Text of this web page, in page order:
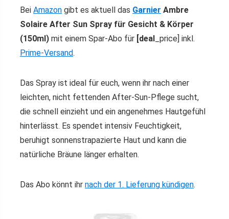
Bei Amazon gibt es aktuell das Garnier Ambre
Solaire After Sun Spray für Gesicht & Körper
(150ml) mit einem Spar-Abo für [deal _price] inkl.
Prime-Versand.
Das Spray ist ideal für euch, wenn ihr nach einer
leichten, nicht fettenden After-Sun-Pflege sucht,
die schnell einzieht und ein angenehmes Hautgefühl
hinterlässt. Es spendet intensiv Feuchtigkeit,
beruhigt sonnenstrapazierte Haut und kann die
natürliche Bräune länger erhalten.
Das Abo könnt ihr nach der 1. Lieferung kündigen.